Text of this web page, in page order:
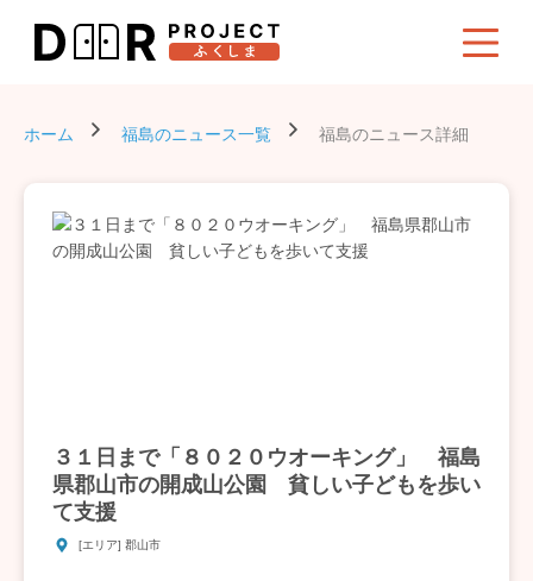
ホーム 福島のニュース一覧 福島のニュース詳細
３１日まで「８０２０ウオーキング」 福島
県郡山市の開成山公園 貧しい子どもを歩い
て支援
[エリア] 郡山市